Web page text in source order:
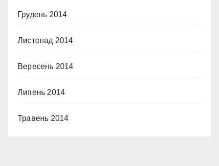
Грудень 2014
Листопад 2014
Вересень 2014
Липень 2014
Травень 2014